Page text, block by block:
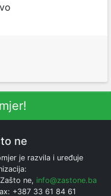
ne
je razvila i uređuje
ne, info@zastone.ba
+387 33 61 84 61